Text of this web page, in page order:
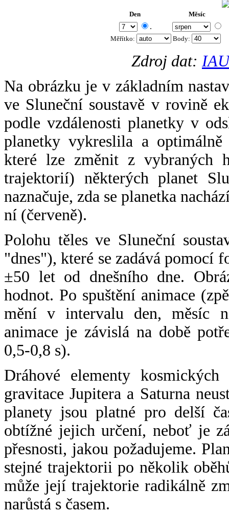
Den Měsíc
.
Měřítko: Body:
Zdroj dat:
Na obrázku je v základním
ve Sluneční soustavě v rovině
podle vzdálenosti planetky v
planetky vykreslila a
které lze změnit z vybraných
trajektorií) některých planet
naznačuje, zda se planetka
ní (červeně).
Polohu těles ve Sluneční
"dnes"), které se zadává pomocí
±50 let od dnešního dne.
hodnot. Po spuštění animace
mění v intervalu den, měsíc
animace je závislá na době
0,5-0,8 s).
Dráhové elementy
gravitace Jupitera a Saturna
planety jsou platné pro delší
obtížné jejich určení, neboť je
přesnosti, jakou požadujeme.
stejné trajektorii po několik
může její trajektorie radikálně
narůstá s časem.